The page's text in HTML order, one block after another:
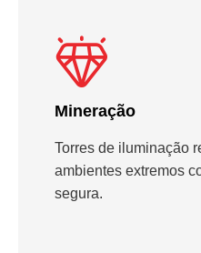
Mineração
Torres de iluminação
ambientes extremos
segura.